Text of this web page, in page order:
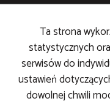
na sprzedaż
Działkina sprzedaż
Lokalena sprzedaż
Halena sprzedaż
Obiektyna sprzedaż
STRONA GŁÓWNA
Ta strona
statystycznych
serwisów do
ustawień
dowolnej chwili